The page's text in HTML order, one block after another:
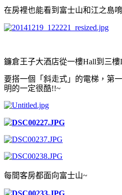
在房裡也能看到富士山和江之島
鐮倉王子大酒店從一樓Hall到三樓
要搭一個「斜走式」的電梯，第
明的一定很酷!!~
每間客房都面向富士山~